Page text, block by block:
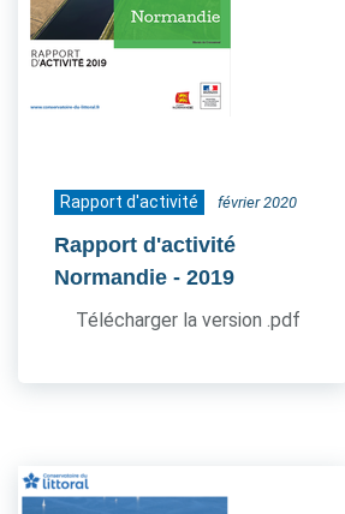
Rapport d'activité février 2020
Rapport d'activité
Normandie - 2019
Télécharger la version .pdf